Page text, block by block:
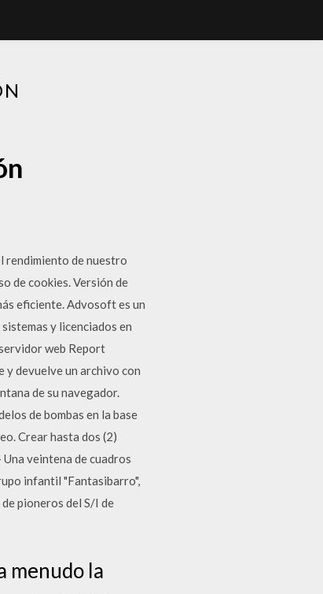
rendimiento de nuestro
de cookies. Versión de
eficiente. Advosoft es un
y licenciados en
web Report
devuelve un archivo con
de su navegador.
de bombas en la base
Crear hasta dos (2)
veintena de cuadros
infantil "Fantasibarro",
pioneros del S/I de
menudo la